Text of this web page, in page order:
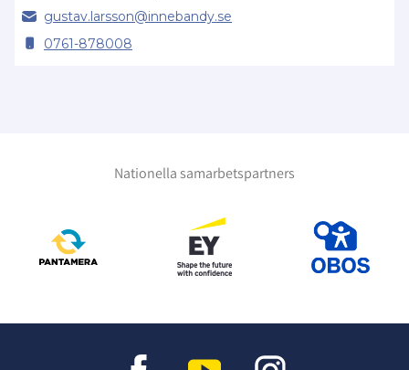
gustav. larsson@innebandy.se
0761-878008
Nationella samarbetspartners